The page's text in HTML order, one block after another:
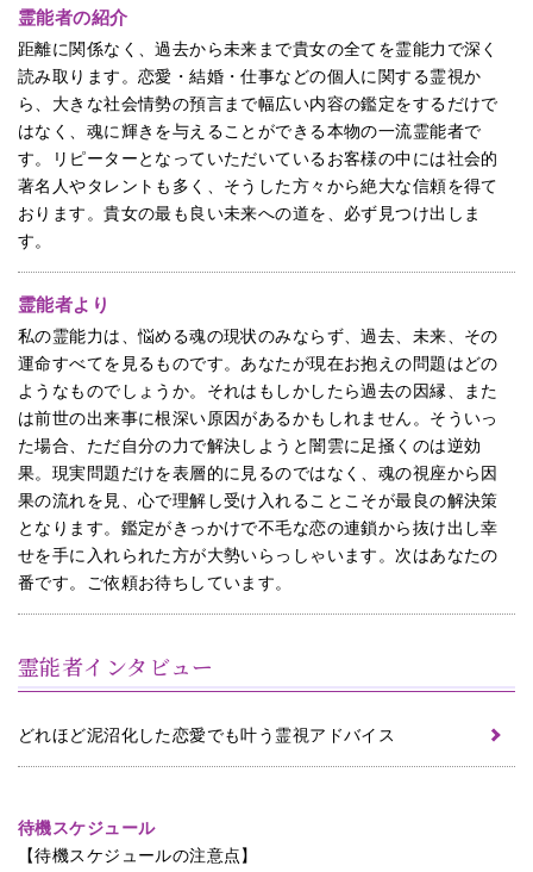
霊能者の紹介
距離に関係なく、過去から未来まで貴女の全てを霊能力で深く
読み取ります。恋愛・結婚・仕事などの個人に関する霊視か
ら、大きな社会情勢の預言まで幅広い内容の鑑定をするだけで
はなく、魂に輝きを与えることができる本物の一流霊能者で
す。リピーターとなっていただいているお客様の中には社会的
著名人やタレントも多く、そうした方々から絶大な信頼を得て
おります。貴女の最も良い未来への道を、必ず見つけ出しま
す。
霊能者より
私の霊能力は、悩める魂の現状のみならず、過去、未来、その
運命すべてを見るものです。あなたが現在お抱えの問題はどの
ようなものでしょうか。それはもしかしたら過去の因縁、また
は前世の出来事に根深い原因があるかもしれません。そういっ
た場合、ただ自分の力で解決しようと闇雲に足掻くのは逆効
果。現実問題だけを表層的に見るのではなく、魂の視座から因
果の流れを見、心で理解し受け入れることこそが最良の解決策
となります。鑑定がきっかけで不毛な恋の連鎖から抜け出し幸
せを手に入れられた方が大勢いらっしゃいます。次はあなたの
番です。ご依頼お待ちしています。
霊能者インタビュー
どれほど泥沼化した恋愛でも叶う霊視アドバイス
待機スケジュール
【待機スケジュールの注意点】